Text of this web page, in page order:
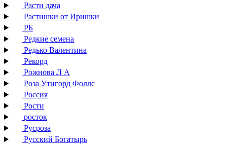
Расти дача
Растишки от Иришки
РБ
Редкие семена
Редько Валентина
Рекорд
Рожнова Л А
Роза Утигорд Фоллс
Россия
Рости
росток
Русроза
Русский Богатырь